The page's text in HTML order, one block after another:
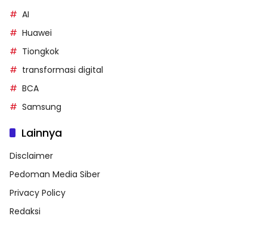
AI
Huawei
Tiongkok
transformasi digital
BCA
Samsung
Lainnya
Disclaimer
Pedoman Media Siber
Privacy Policy
Redaksi